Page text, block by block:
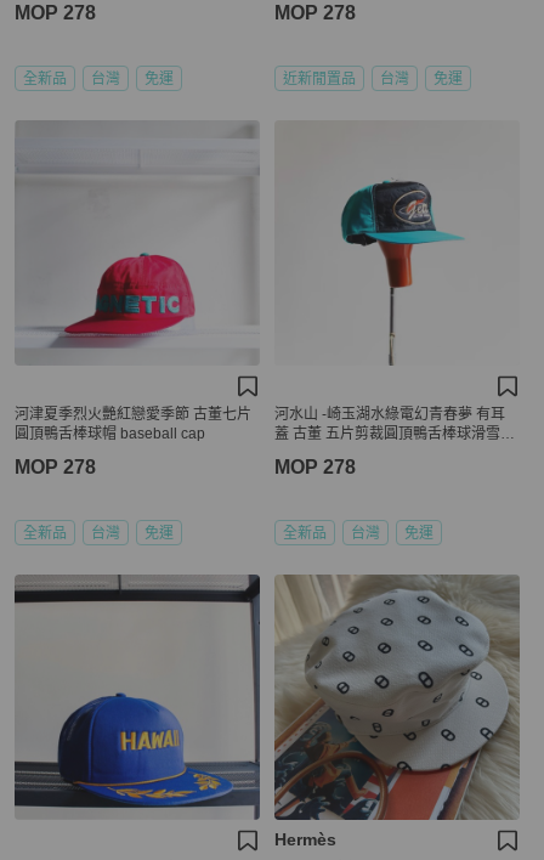
MOP 278
全新品 台灣 免運
MOP 278
近新閒置品 台灣 免運
河津夏季烈火艷紅戀愛季節 古董七片
圓頂鴨舌棒球帽 baseball cap
MOP 278
全新品 台灣 免運
河水山 -崎玉湖水綠電幻青春夢 有耳
蓋 古董 五片剪裁圓頂鴨舌棒球滑雪帽
MOP 278
全新品 台灣 免運
Hermès